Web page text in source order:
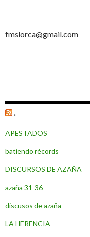
fmslorca@gmail.com
.
APESTADOS
batiendo récords
DISCURSOS DE AZAÑA
azaña 31-36
discusos de azaña
LA HERENCIA